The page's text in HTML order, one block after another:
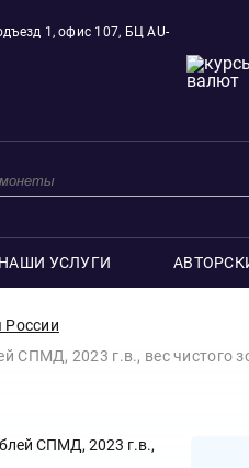
1, офис 107, БЦ AU-
НАШИ УСЛУГИ
СПМД, 2023 г.в., вес чистого